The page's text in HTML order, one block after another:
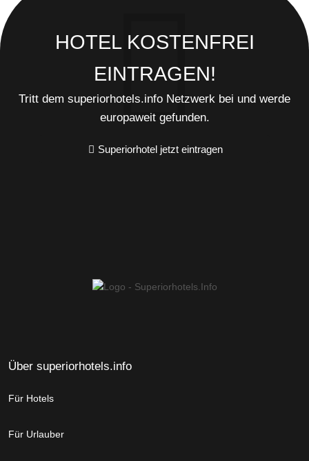
HOTEL KOSTENFREI
EINTRAGEN!
Tritt dem superiorhotels.info Netzwerk bei und werde
europaweit gefunden.
Superiorhotel jetzt eintragen
Über superiorhotels.info
Für Hotels
Für Urlauber